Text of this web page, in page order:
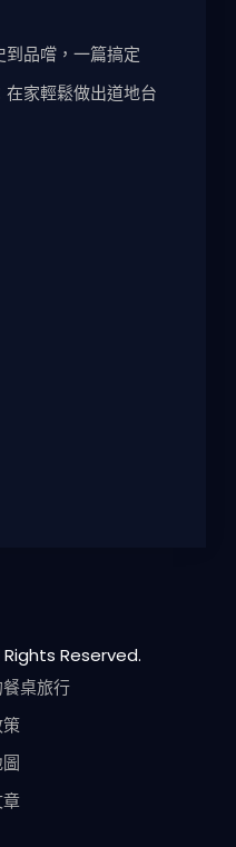
品嚐，一篇搞定
家輕鬆做出道地台
Reserved.
桌旅行